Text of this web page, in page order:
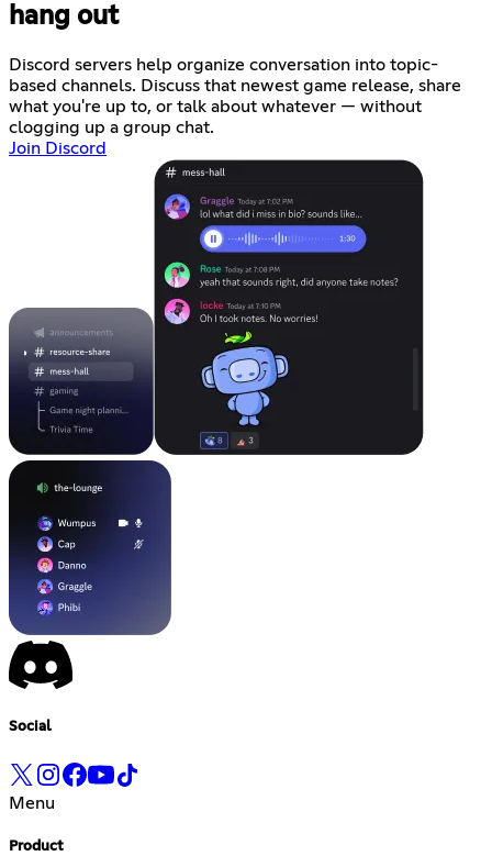
hang out
Discord servers help organize conversation into topic-
based channels. Discuss that newest game release, share
what you're up to, or talk about whatever — without
clogging up a group chat.
Join Discord
Social
Menu
Product